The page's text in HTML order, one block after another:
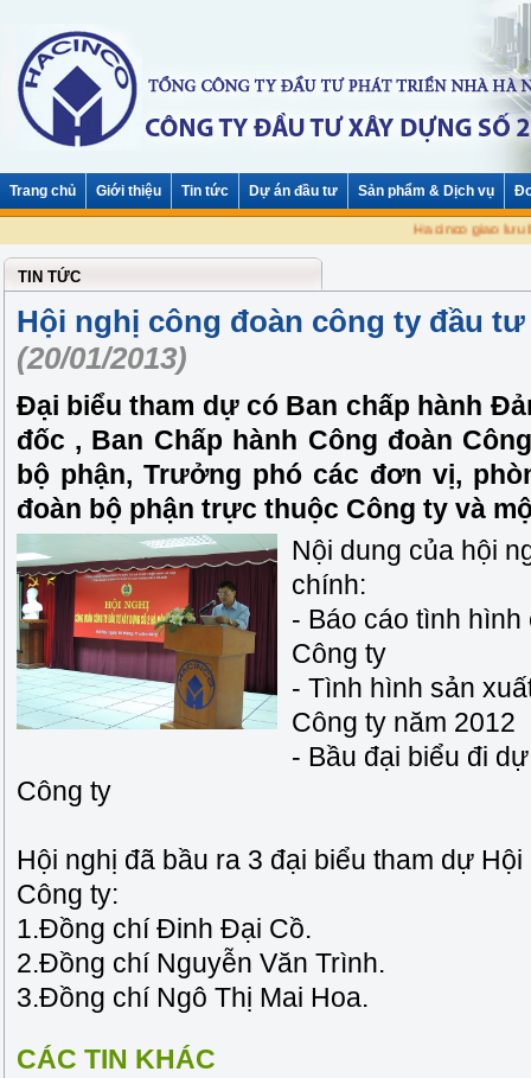
Trang chủ Giới thiệu Tin tức Dự án đầu tư Sản phẩm & Dịch vụ
Hacinco giao lưu
TIN TỨC
Hội nghị công đoàn công ty đầu
(20/01/2013)
Đại biểu tham dự có Ban chấp hành
đốc , Ban Chấp hành Công đoàn
bộ phận, Trưởng phó các đơn vị,
đoàn bộ phận trực thuộc Công ty và
Nội dung của hội
chính:
- Báo cáo tình
Công ty
- Tình hình sản
Công ty năm 2012
- Bầu đại biểu đi
Công ty
Hội nghị đã bầu ra 3 đại biểu tham dự
Công ty:
1.Đồng chí Đinh Đại Cồ.
2.Đồng chí Nguyễn Văn Trình.
3.Đồng chí Ngô Thị Mai Hoa.
CÁC TIN KHÁC